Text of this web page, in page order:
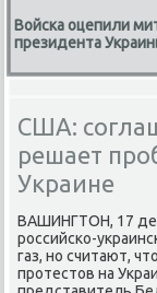
Войска оцепили
президента
США:
решает
Украине
ВАШИНГТОН, 17
российско-
газ, но считают,
протестοв на